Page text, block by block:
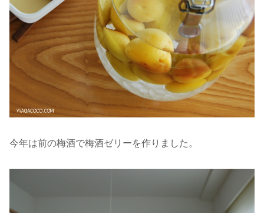
今年は前の梅酒で梅酒ゼリーを作りました。